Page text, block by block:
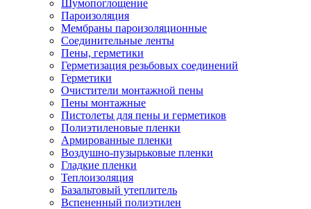
Шумопоглощение
Пароизоляция
Мембраны пароизоляционные
Соединительные ленты
Пены, герметики
Герметизация резьбовых соединений
Герметики
Очистители монтажной пены
Пены монтажные
Пистолеты для пены и герметиков
Полиэтиленовые пленки
Армированные пленки
Воздушно-пузырьковые пленки
Гладкие пленки
Теплоизоляция
Базальтовый утеплитель
Вспененный полиэтилен